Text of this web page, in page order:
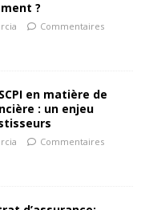
?
Commentaires
en matière de
: un enjeu
Commentaires